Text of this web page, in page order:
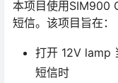
本项目使用SIM900
短信。该项目旨在：
打开 12V lamp
短信时